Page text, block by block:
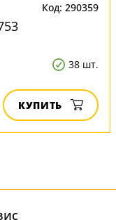
Код: 290359
38 шт.
КУПИТЬ